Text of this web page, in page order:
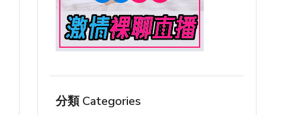
分類 Categories